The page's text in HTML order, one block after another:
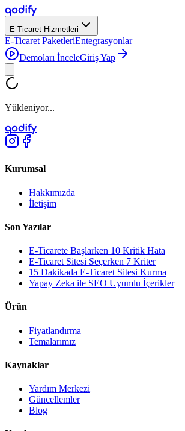
qodify
E-Ticaret Hizmetleri
E-Ticaret PaketleriEntegrasyonlar
Demoları İnceleGiriş Yap
Yükleniyor...
qodify
Kurumsal
Hakkımızda
İletişim
Son Yazılar
E-Ticarete Başlarken 10 Kritik Hata
E-Ticaret Sitesi Seçerken 7 Kriter
15 Dakikada E-Ticaret Sitesi Kurma
Yapay Zeka ile SEO Uyumlu İçerikler
Ürün
Fiyatlandırma
Temalarımız
Kaynaklar
Yardım Merkezi
Güncellemler
Blog